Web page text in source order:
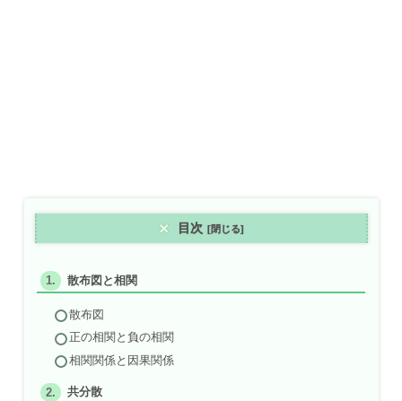
目次
散布図と相関
散布図
正の相関と負の相関
相関関係と因果関係
共分散